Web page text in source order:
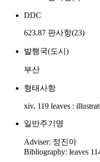
DDC
623.87 판사항(23)
발행국(도시)
부산
형태사항
xiv, 119 leaves :
일반주기명
Adviser: 정진아
Bibliography: leaves